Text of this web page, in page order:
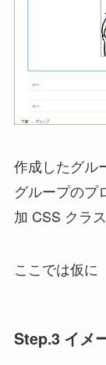
作成したグル
グループのプ
加 CSS クラ
ここでは仮に
Step.3 イメ